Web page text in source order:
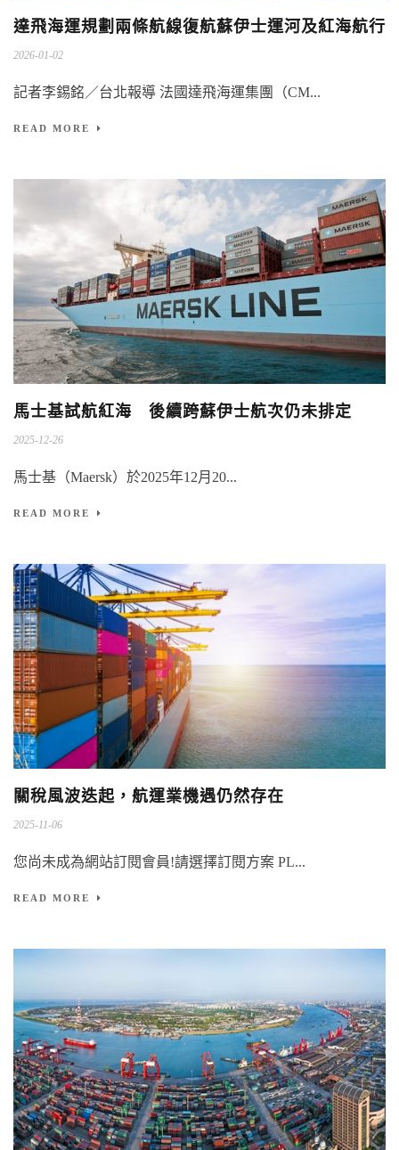
達飛海運規劃兩條航線復航蘇伊士運河及紅海航行
2026-01-02
記者李錫銘／台北報導 法國達飛海運集團（CM...
READ MORE
馬士基試航紅海 後續跨蘇伊士航次仍未排定
2025-12-26
馬士基（Maersk）於2025年12月20...
READ MORE
關稅風波迭起，航運業機遇仍然存在
2025-11-06
您尚未成為網站訂閱會員!請選擇訂閱方案 PL...
READ MORE